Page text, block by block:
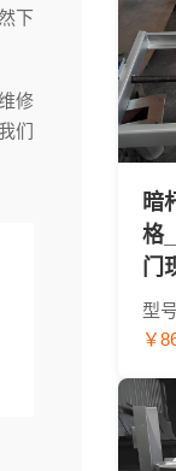
下
修
们
暗
格
门
型
￥